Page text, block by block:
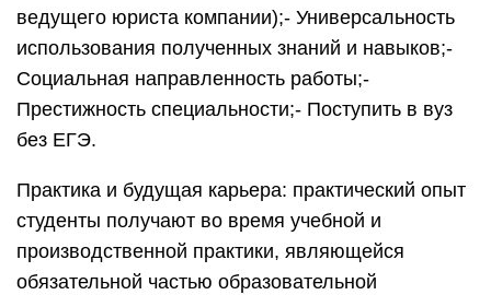
ведущего юриста компании);- Универсальность
использования полученных знаний и навыков;-
Социальная направленность работы;-
Престижность специальности;- Поступить в вуз
без ЕГЭ.
Практика и будущая карьера: практический опыт
студенты получают во время учебной и
производственной практики, являющейся
обязательной частью образовательной